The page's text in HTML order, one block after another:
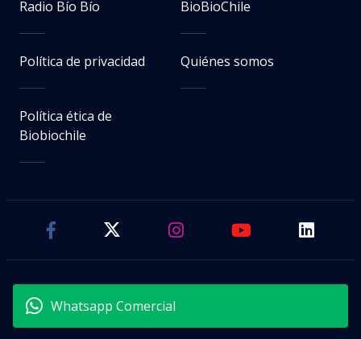
Radio Bío Bío
BioBioChile
Política de privacidad Quiénes somos
Política ética de
Biobiochile
Whatsapp Comercial